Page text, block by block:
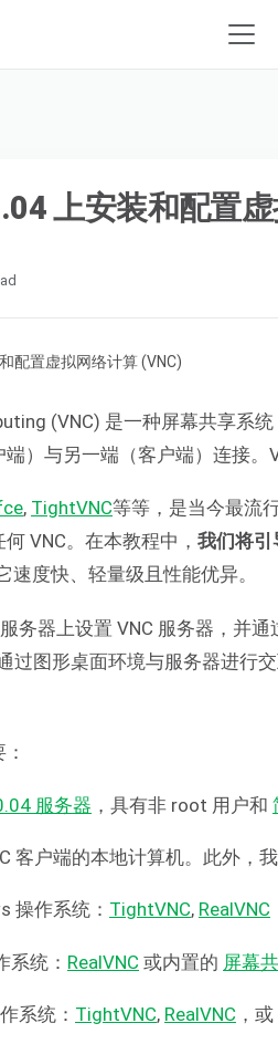
上安装和配置
(VNC) 是一种屏幕共享系
）与另一端（客户端）连接
, TightVNC等等，是当今最流
VNC。在本教程中， 我们将引
速度快、轻量级且性能优异。
服务器上设置 VNC 服务器，并
过图形桌面环境与服务器进行
服务器 ，具有非 root 用户和
客户端的本地计算机。此外，
操作系统： TightVNC, RealVNC
系统： RealVNC 或内置的 屏幕
系统： TightVNC, RealVNC ，或